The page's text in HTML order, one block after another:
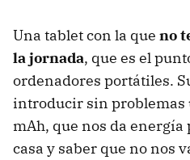
Una tablet con la que no
la jornada, que es el
ordenadores portátiles.
introducir sin problemas
mAh, que nos da
casa y saber que no nos